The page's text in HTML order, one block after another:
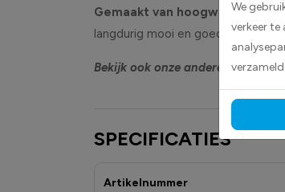
Gemaakt van hoogwaardige
langdurig mooi en goed leesbaar,
Bekijk ook onze andere
SPECIFICATIES
Artikelnummer
We
verkeer te